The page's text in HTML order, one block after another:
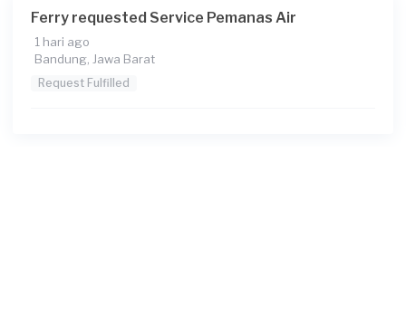
Asan requested Service Pemanas Air
Depok, Jawa Barat
Ferry requested Service Pemanas Air
1 hari ago
Bandung, Jawa Barat
Request Fulfilled